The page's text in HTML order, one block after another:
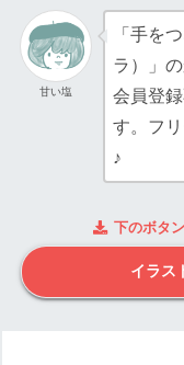
甘い塩
「手を
ラ）」
会員登
す。フ
♪
下のボタ
イラス